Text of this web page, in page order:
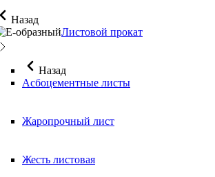
Назад
Листовой прокат
Назад
Асбоцементные листы
Жаропрочный лист
Жесть листовая